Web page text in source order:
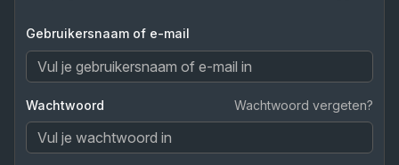
Gebruikersnaam of e-mail
Wachtwoord Wachtwoord vergeten?